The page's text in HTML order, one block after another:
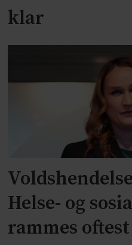
klar
Helse- og
rammes oftest